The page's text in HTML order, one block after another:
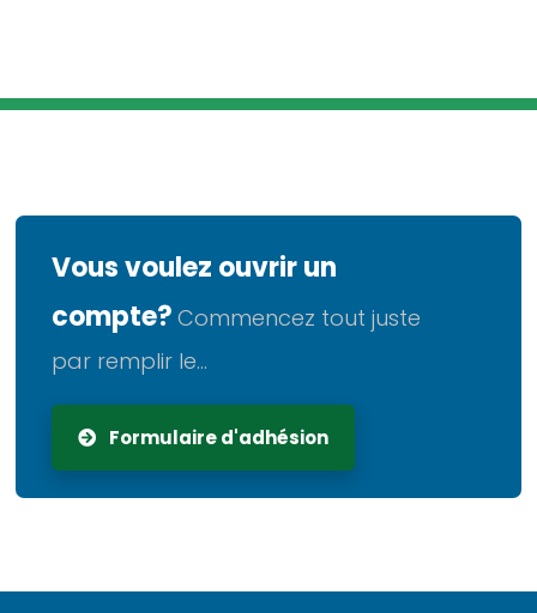
Vous voulez ouvrir un
compte? Commencez tout juste
par remplir le...
Formulaire d'adhésion